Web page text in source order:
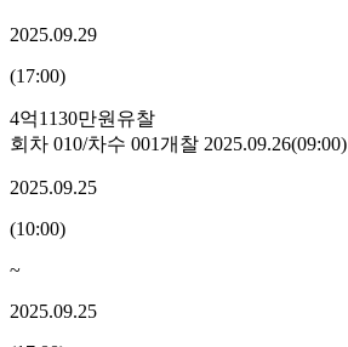
2025.09.29
(17:00)
4억1130만원 유찰
회차 010/차수 001개찰 2025.09.26(09:00)
2025.09.25
(10:00)
~
2025.09.25